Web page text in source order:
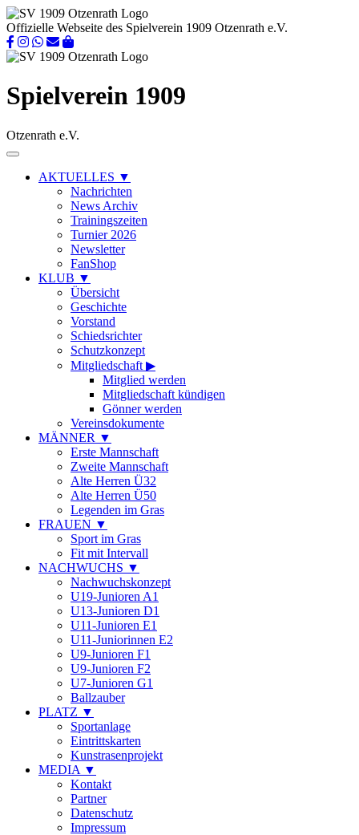
Offizielle Webseite des Spielverein 1909 Otzenrath e.V.
Spielverein 1909
Otzenrath e.V.
AKTUELLES ▼
Nachrichten
News Archiv
Trainingszeiten
Turnier 2026
Newsletter
FanShop
KLUB ▼
Übersicht
Geschichte
Vorstand
Schiedsrichter
Schutzkonzept
Mitgliedschaft ▶
Mitglied werden
Mitgliedschaft kündigen
Gönner werden
Vereinsdokumente
MÄNNER ▼
Erste Mannschaft
Zweite Mannschaft
Alte Herren Ü32
Alte Herren Ü50
Legenden im Gras
FRAUEN ▼
Sport im Gras
Fit mit Intervall
NACHWUCHS ▼
Nachwuchskonzept
U19-Junioren A1
U13-Junioren D1
U11-Junioren E1
U11-Juniorinnen E2
U9-Junioren F1
U9-Junioren F2
U7-Junioren G1
Ballzauber
PLATZ ▼
Sportanlage
Eintrittskarten
Kunstrasenprojekt
MEDIA ▼
Kontakt
Partner
Datenschutz
Impressum